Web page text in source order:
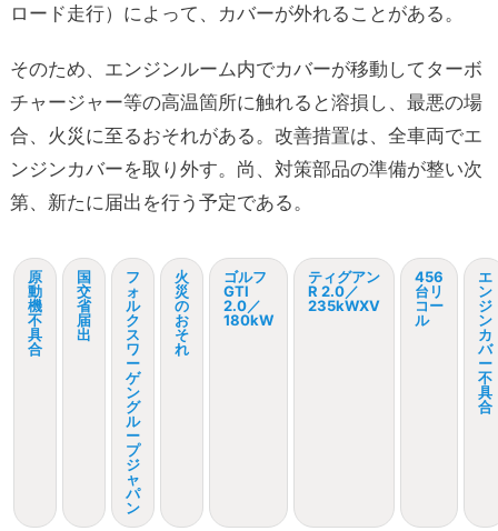
ロード走行）によって、カバーが外れることがある。
そのため、エンジンルーム内でカバーが移動してターボ
チャージャー等の高温箇所に触れると溶損し、最悪の場
合、火災に至るおそれがある。改善措置は、全車両でエ
ンジンカバーを取り外す。尚、対策部品の準備が整い次
第、新たに届出を行う予定である。
原
動
機
不
具
合
国
交
省
届
出
フ
ォ
ル
ク
ス
ワ
ー
ゲ
ン
グ
ル
ー
プ
ジ
ャ
パ
ン
火
災
の
お
そ
れ
ゴルフ
GTI
2.0／
180kW
ティグアン
R 2.0／
235kWXV
456
台リ
コー
ル
エ
ン
ジ
ン
カ
バ
ー
不
具
合